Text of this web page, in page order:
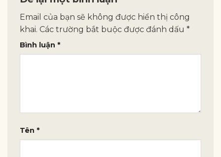
Email của bạn sẽ không được hiển thị công
khai. Các trường bắt buộc được đánh dấu *
Bình luận *
Tên *